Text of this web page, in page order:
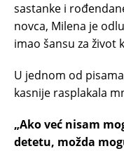
sastanke i
novca, Milena je
imao šansu za život
U jednom od
kasnije rasplakala
„Ako već nisam
detetu, možda